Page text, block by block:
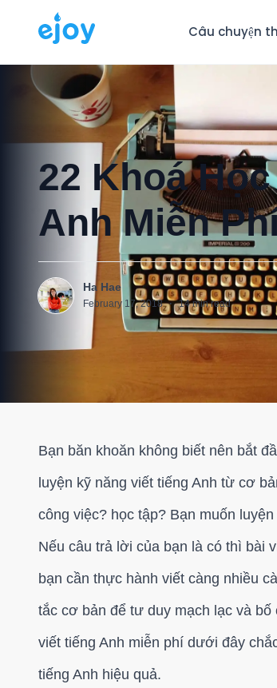
Câu chuyện
22 Khoá Học
Anh Miễn
H Ha Hae
February 17, 2018 · 14min read
Bạn băn khoăn không biết nên bắt
luyện kỹ năng viết tiếng Anh từ cơ
công việc? học tập? Bạn muốn
Nếu câu trả lời của bạn là có thì bài
bạn cần thực hành viết càng nhiều
tắc cơ bản để tư duy mạch lạc và
viết tiếng Anh miễn phí dưới đây
tiếng Anh hiệu quả.